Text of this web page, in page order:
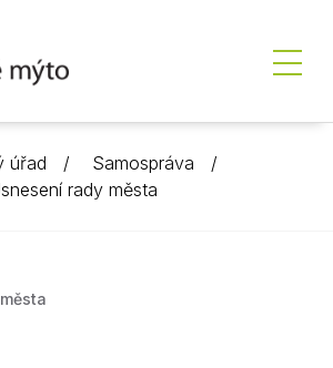
úřad
Samospráva
rady města